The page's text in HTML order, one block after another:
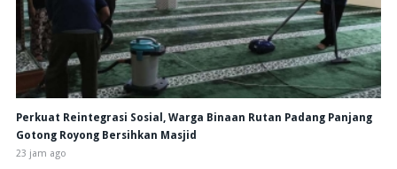
Perkuat Reintegrasi Sosial, Warga Binaan Rutan Padang Panjang
Gotong Royong Bersihkan Masjid
23 jam ago